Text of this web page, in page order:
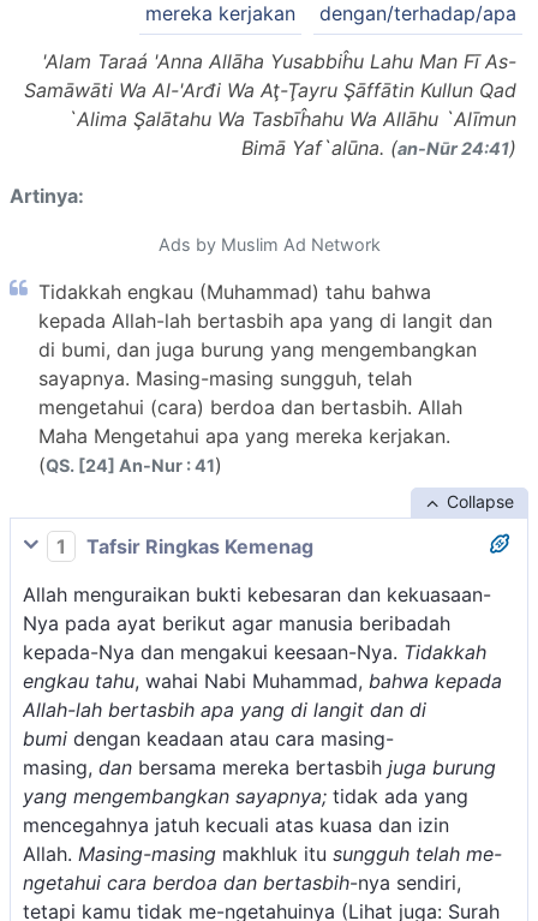
dengan/terhadap/apa
mereka kerjakan
'Alam Taraá 'Anna Allāha Yusabbiĥu Lahu Man Fī As-
Samāwāti Wa Al-'Arđi Wa Aţ-Ţayru Şāffātin Kullun Qad
`Alima Şalātahu Wa Tasbīĥahu Wa Allāhu `Alīmun
Bimā Yaf`alūna. (an-Nūr 24:41)
Artinya:
Ads by Muslim Ad Network
Tidakkah engkau (Muhammad) tahu bahwa
kepada Allah-lah bertasbih apa yang di langit dan
di bumi, dan juga burung yang mengembangkan
sayapnya. Masing-masing sungguh, telah
mengetahui (cara) berdoa dan bertasbih. Allah
Maha Mengetahui apa yang mereka kerjakan.
(QS. [24] An-Nur : 41)
Collapse
1
Tafsir Ringkas Kemenag
Allah menguraikan bukti kebesaran dan kekuasaan-
Nya pada ayat berikut agar manusia beribadah
kepada-Nya dan mengakui keesaan-Nya. Tidakkah
engkau tahu, wahai Nabi Muhammad, bahwa kepada
Allah-lah bertasbih apa yang di langit dan di
bumi dengan keadaan atau cara masing-
masing, dan bersama mereka bertasbih juga burung
yang mengembangkan sayapnya; tidak ada yang
mencegahnya jatuh kecuali atas kuasa dan izin
Allah. Masing-masing makhluk itu sungguh telah me-
ngetahui cara berdoa dan bertasbih-nya sendiri,
tetapi kamu tidak me-ngetahuinya (Lihat juga: Surah